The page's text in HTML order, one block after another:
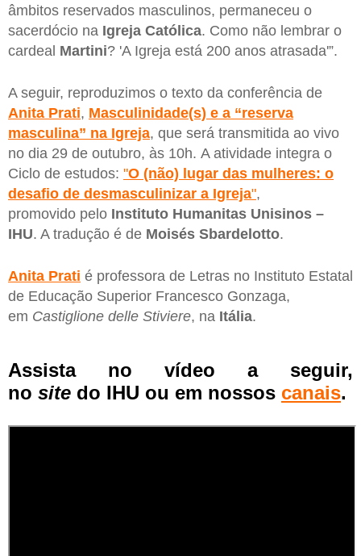
âmbitos reservados masculinos, permaneceu o
sacerdócio na Igreja Católica. Como não lembrar o
cardeal Martini? 'A Igreja está 200 anos atrasada'”.
A seguir, reproduzimos o texto da conferência de
Anita Prati, Masculinidade(s) e a “reserva
masculina” na Igreja, que será transmitida ao vivo
no dia 29 de outubro, às 10h. A atividade integra o
Ciclo de estudos: "O (não) lugar das mulheres: o
desafio de desmasculinizar a Igreja",
promovido pelo Instituto Humanitas Unisinos –
IHU. A tradução é de Moisés Sbardelotto.
Anita Prati é professora de Letras no Instituto Estatal
de Educação Superior Francesco Gonzaga,
em Castiglione delle Stiviere, na Itália.
Assista no vídeo a seguir,
no site do IHU ou em nossos canais.